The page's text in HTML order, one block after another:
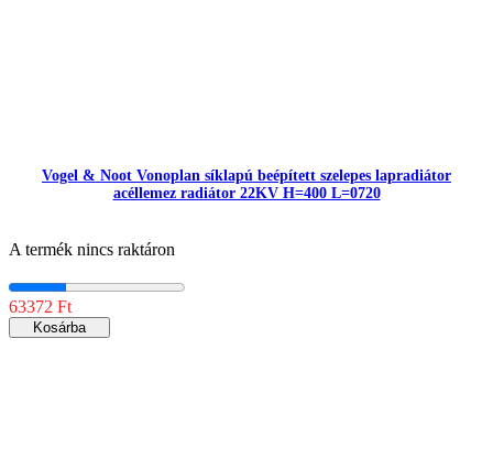
Vogel & Noot Vonoplan síklapú beépített szelepes lapradiátor
acéllemez radiátor 22KV H=400 L=0720
A termék nincs raktáron
63372 Ft
Kosárba